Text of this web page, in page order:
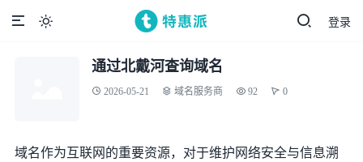
登录

通过北戴河查询域名
2026-05-21 域名服务商 92 0
域名作为互联网的重要资源，对于维护网络安全与信息溯